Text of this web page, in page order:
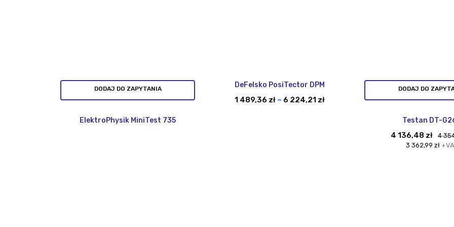
DODAJ DO ZAPYTANIA
ElektroPhysik MiniTest 735
DeFelsko PosiTector DPM
1 489,36 zł – 6 224,21 złZakres
DODAJ DO
Testan DT-
4
4 136,48 zł
3 362,99 zł